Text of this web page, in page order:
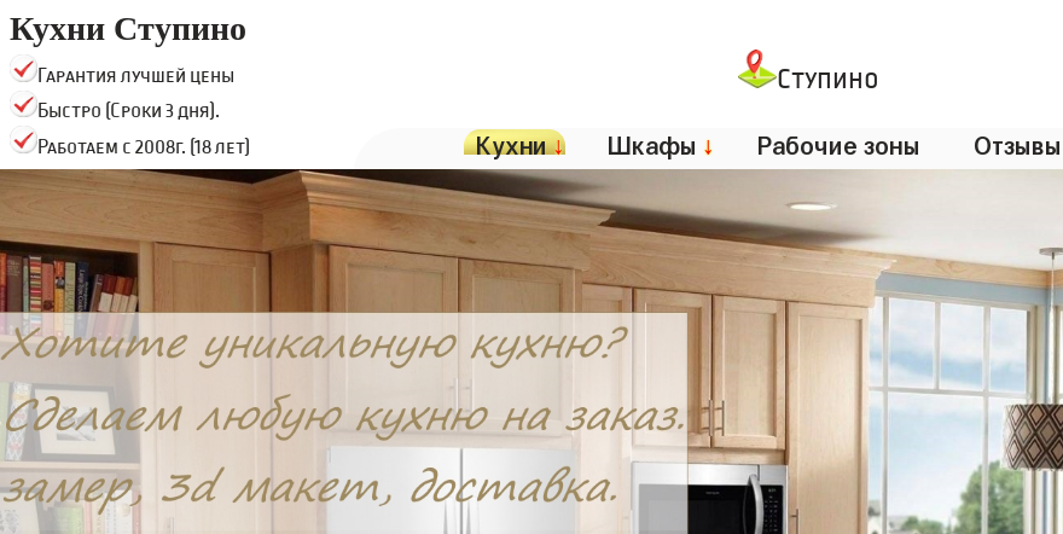
Кухни Ступино
Гарантия лучшей цены
Быстро (Сроки 3 дня).
Работаем с 2008г. (18 лет)
Ступино
Кухни↓ Шкафы ↓ Рабочие зоны Отзывы